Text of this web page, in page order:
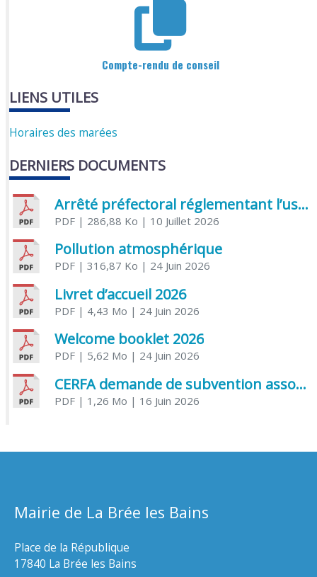
Compte-rendu de conseil
LIENS UTILES
Horaires des marées
DERNIERS DOCUMENTS
Arrêté préfectoral réglementant l’usage de l’eau
PDF| 286,88 Ko | 10 Juillet 2026
Pollution atmosphérique
PDF| 316,87 Ko | 24 Juin 2026
Livret d’accueil 2026
PDF| 4,43 Mo | 24 Juin 2026
Welcome booklet 2026
PDF| 5,62 Mo | 24 Juin 2026
CERFA demande de subvention association
PDF| 1,26 Mo | 16 Juin 2026
Mairie de La Brée les Bains
Place de la République
17840 La Brée les Bains